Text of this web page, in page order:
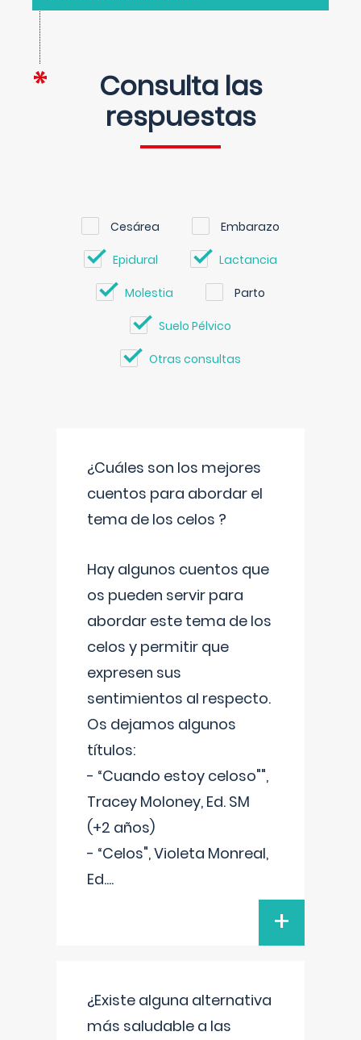
Consulta las
respuestas
Cesárea Embarazo
Epidural Lactancia
Molestia Parto
Suelo Pélvico
Otras consultas
¿Cuáles son los mejores
cuentos para abordar el
tema de los celos ?
Hay algunos cuentos que
os pueden servir para
abordar este tema de los
celos y permitir que
expresen sus
sentimientos al respecto.
Os dejamos algunos
títulos:
- “Cuando estoy celoso"",
Tracey Moloney, Ed. SM
(+2 años)
- “Celos", Violeta Monreal,
Ed....
+
¿Existe alguna alternativa
más saludable a las